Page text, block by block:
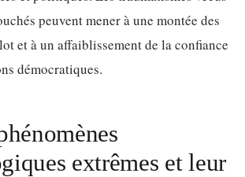
peuvent mener à une montée des
et à un affaiblissement de la confiance
démocratiques.
extrêmes et leur